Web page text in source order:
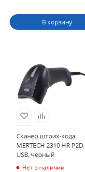
В корзину
Сканер штрих-кода
MERTECH 2310 HR P2D,
USB, черный
Нет в наличии